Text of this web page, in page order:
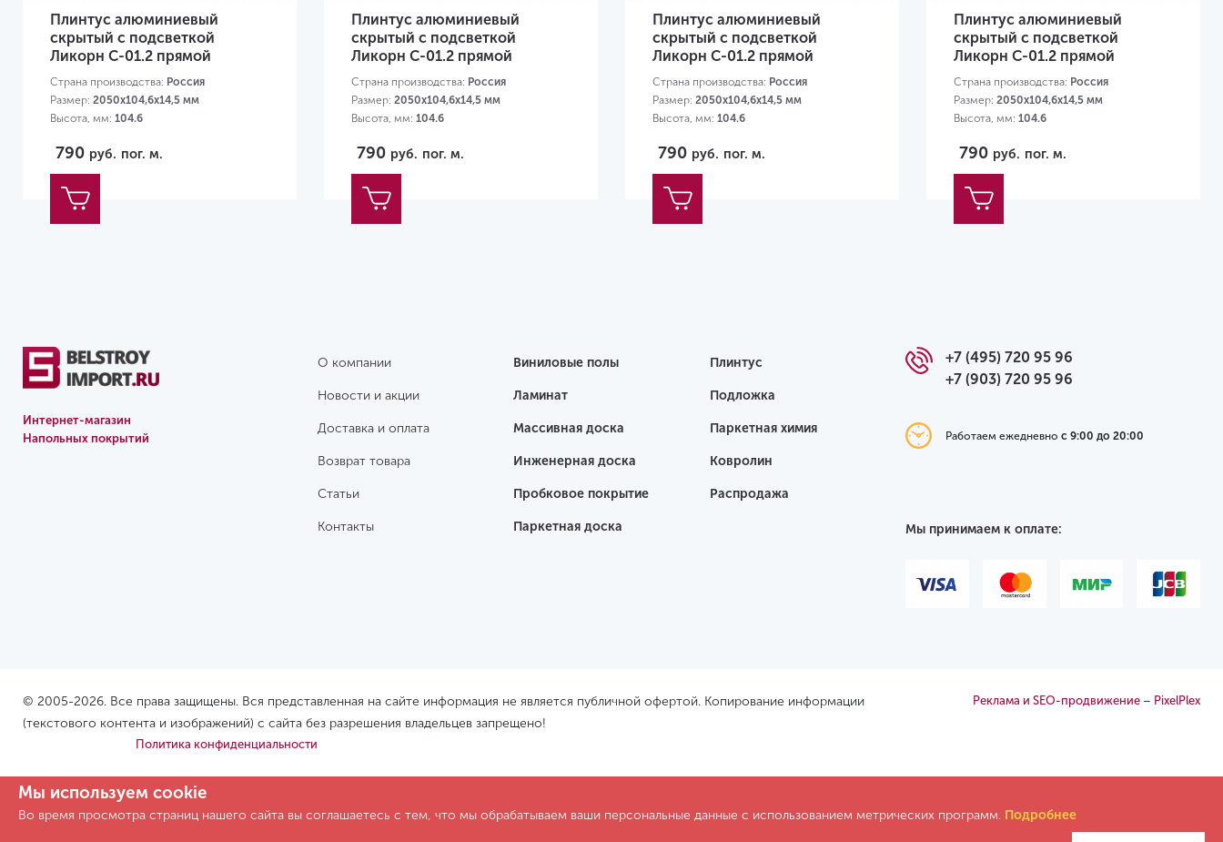
Плинтус алюминиевый
скрытый с подсветкой
Ликорн C-01.2 прямой
Страна производства: Россия
Размер: 2050х104,6х14,5 мм
Высота, мм: 104.6
790 руб. пог. м.
Плинтус алюминиевый
скрытый с подсветкой
Ликорн C-01.2 прямой
Страна производства: Россия
Размер: 2050х104,6х14,5 мм
Высота, мм: 104.6
790 руб. пог. м.
Плинтус алюминиевый
скрытый с подсветкой
Ликорн C-01.2 прямой
Страна производства: Россия
Размер: 2050х104,6х14,5 мм
Высота, мм: 104.6
790 руб. пог. м.
Плинтус алюминиевый
скрытый с подсветкой
Ликорн C-01.2 прямой
Страна производства: Россия
Размер: 2050х104,6х14,5 мм
Высота, мм: 104.6
790 руб. пог. м.
Интернет-магазин
Напольных покрытий
О компании
Новости и акции
Доставка и оплата
Возврат товара
Статьи
Контакты
Виниловые полы
Ламинат
Массивная доска
Инженерная доска
Пробковое покрытие
Паркетная доска
Плинтус
Подложка
Паркетная химия
Ковролин
Распродажа
+7 (495) 720 95 96
+7 (903) 720 95 96
Работаем ежедневнос 9:00 до 20:00
Мы принимаем к оплате:
© 2005-2026. Все права защищены. Вся представленная на сайте информация не является публичной офертой. Копирование информации
(текстового контента и изображений) с сайта без разрешения владельцев запрещено!
Реклама и SEO-продвижение – PixelPlex
Политика конфиденциальности
Мы используем cookie
Во время просмотра страниц нашего сайта вы соглашаетесь с тем, что мы обрабатываем ваши персональные данные с использованием метрических программ. Подробнее